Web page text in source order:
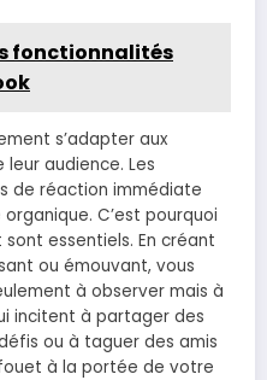
fonctionnalités
s’adapter aux
audience. Les
de réaction immédiate
C’est pourquoi
essentiels. En créant
ou émouvant, vous
à observer mais à
incitent à partager des
ou à taguer des amis
à la portée de votre